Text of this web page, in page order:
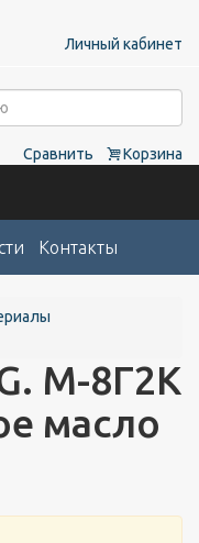
Личный кабинет
Сравнить Корзина
Контакты
М-8Г2К
масло